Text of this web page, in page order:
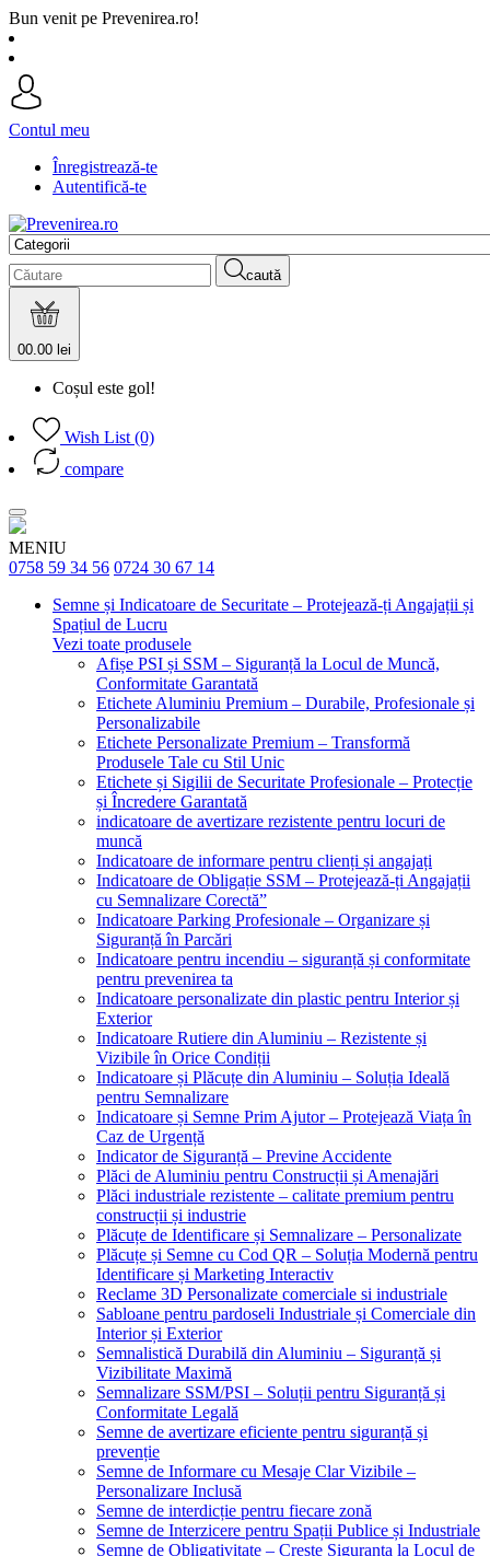
Bun venit pe Prevenirea.ro!
Contul meu
Înregistrează-te
Autentifică-te
caută
00.00 lei
Coșul este gol!
Wish List (0)
compare
MENIU
0758 59 34 56 0724 30 67 14
Semne și Indicatoare de Securitate – Protejează-ți Angajații și
Spațiul de Lucru
Vezi toate produsele
Afișe PSI și SSM – Siguranță la Locul de Muncă,
Conformitate Garantată
Etichete Aluminiu Premium – Durabile, Profesionale și
Personalizabile
Etichete Personalizate Premium – Transformă
Produsele Tale cu Stil Unic
Etichete și Sigilii de Securitate Profesionale – Protecție
și Încredere Garantată
indicatoare de avertizare rezistente pentru locuri de
muncă
Indicatoare de informare pentru clienți și angajați
Indicatoare de Obligație SSM – Protejează-ți Angajații
cu Semnalizare Corectă”
Indicatoare Parking Profesionale – Organizare și
Siguranță în Parcări
Indicatoare pentru incendiu – siguranță și conformitate
pentru prevenirea ta
Indicatoare personalizate din plastic pentru Interior și
Exterior
Indicatoare Rutiere din Aluminiu – Rezistente și
Vizibile în Orice Condiții
Indicatoare și Plăcuțe din Aluminiu – Soluția Ideală
pentru Semnalizare
Indicatoare și Semne Prim Ajutor – Protejează Viața în
Caz de Urgență
Indicator de Siguranță – Previne Accidente
Plăci de Aluminiu pentru Construcții și Amenajări
Plăci industriale rezistente – calitate premium pentru
construcții și industrie
Plăcuțe de Identificare și Semnalizare – Personalizate
Plăcuțe și Semne cu Cod QR – Soluția Modernă pentru
Identificare și Marketing Interactiv
Reclame 3D Personalizate comerciale si industriale
Sabloane pentru pardoseli Industriale și Comerciale din
Interior și Exterior
Semnalistică Durabilă din Aluminiu – Siguranță și
Vizibilitate Maximă
Semnalizare SSM/PSI – Soluții pentru Siguranță și
Conformitate Legală
Semne de avertizare eficiente pentru siguranță și
prevenție
Semne de Informare cu Mesaje Clar Vizibile –
Personalizare Inclusă
Semne de interdicție pentru fiecare zonă
Semne de Interzicere pentru Spații Publice și Industriale
Semne de Obligativitate – Crește Siguranța la Locul de